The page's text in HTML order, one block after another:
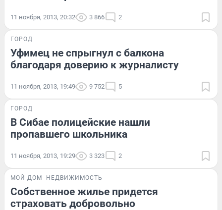
11 ноября, 2013, 20:32 3 866 2
ГОРОД
Уфимец не спрыгнул с балкона
благодаря доверию к журналисту
11 ноября, 2013, 19:49 9 752 5
ГОРОД
В Сибае полицейские нашли
пропавшего школьника
11 ноября, 2013, 19:29 3 323 2
МОЙ ДОМ НЕДВИЖИМОСТЬ
Собственное жилье придется
страховать добровольно